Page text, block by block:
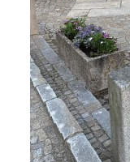
POŘAD
BOHOSLUŽBY A
AKTUALITY